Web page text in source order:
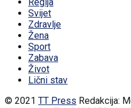
Svijet
Zdravlje
Žena
Sport
Zabava
Život
Lični stav
© 2021 TT Press Redakcija: